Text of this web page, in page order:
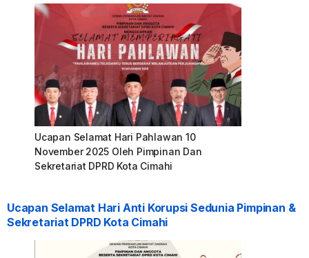
Ucapan Selamat Hari Pahlawan 10
November 2025 Oleh Pimpinan Dan
Sekretariat DPRD Kota Cimahi
Ucapan Selamat Hari Anti Korupsi Sedunia Pimpinan &
Sekretariat DPRD Kota Cimahi